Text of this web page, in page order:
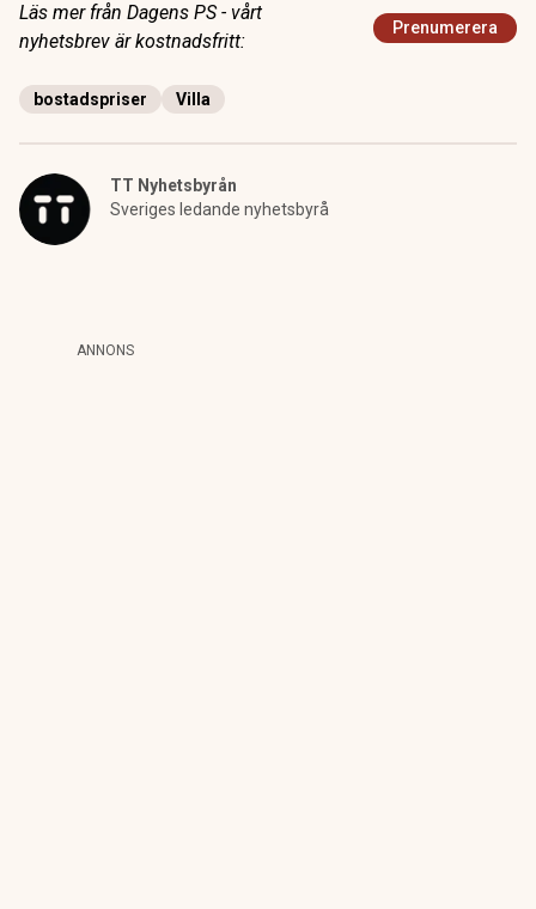
Läs mer från Dagens PS - vårt
nyhetsbrev är kostnadsfritt:
Prenumerera
bostadspriser Villa
TT Nyhetsbyrån
Sveriges ledande nyhetsbyrå
ANNONS